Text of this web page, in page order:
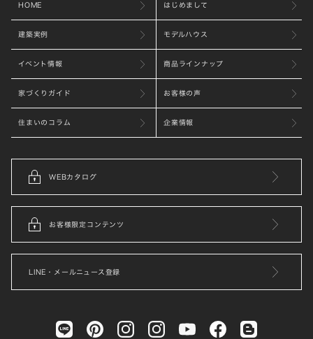
HOME はじめまして
建築実例 モデルハウス
イベント情報 商品ラインナップ
家づくりガイド お客様の声
住まいのコラム 企業情報
WEBカタログ
お客様限定コンテンツ
LINE・メールニュース登録